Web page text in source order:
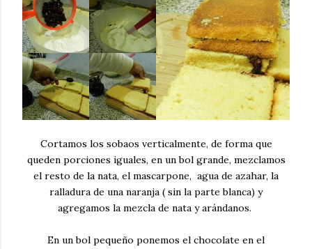
Cortamos los sobaos verticalmente, de forma que
queden porciones iguales, en un bol grande, mezclamos
el resto de la nata, el mascarpone, agua de azahar, la
ralladura de una naranja ( sin la parte blanca) y
agregamos la mezcla de nata y arándanos.
En un bol pequeño ponemos el chocolate en el